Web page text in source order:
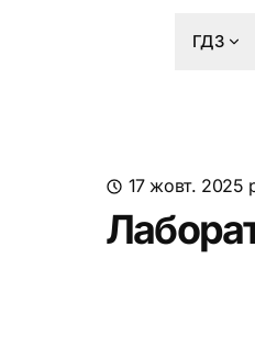
ГДЗ
17 жовт. 2025